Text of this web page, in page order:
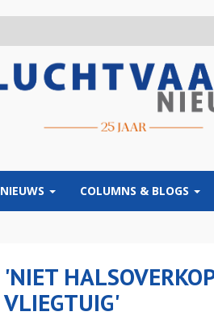
NIEUWS COLUMNS & BLOGS
'NIET
VLIEGTUIG'